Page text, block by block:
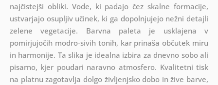
najčistejši obliki. Vode, ki padajo čez skalne formacije,
ustvarjajo osupljiv učinek, ki ga dopolnjujejo nežni detajli
zelene vegetacije. Barvna paleta je usklajena v
pomirjujočih modro-sivih tonih, kar prinaša občutek miru
in harmonije. Ta slika je idealna izbira za dnevno sobo ali
pisarno, kjer poudari naravno atmosfero. Kvalitetni tisk
na platnu zagotavlja dolgo življenjsko dobo in žive barve,